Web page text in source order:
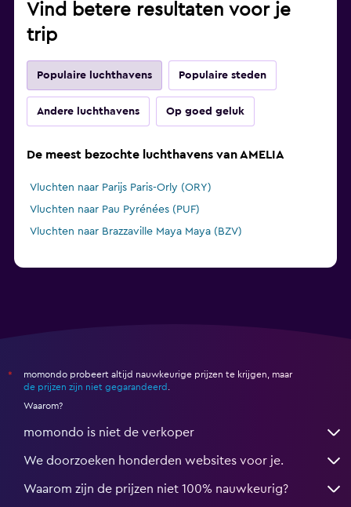
Vind betere resultaten voor je
trip
Populaire luchthavens Populaire steden
Andere luchthavens Op goed geluk
De meest bezochte luchthavens van AMELIA
Vluchten naar Parijs Paris-Orly (ORY)
Vluchten naar Pau Pyrénées (PUF)
Vluchten naar Brazzaville Maya Maya (BZV)
*
momondo probeert altijd nauwkeurige prijzen te krijgen, maar
de prijzen zijn niet gegarandeerd
Waarom?
momondo is niet de verkoper
We doorzoeken honderden websites voor je.
Waarom zijn de prijzen niet 100% nauwkeurig?